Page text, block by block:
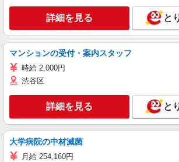
詳細を見る と
マンションの受付・案内スタッフ
時給 2,000円
渋谷区
詳細を見る と
大学病院の中材滅菌
月給 254,160円